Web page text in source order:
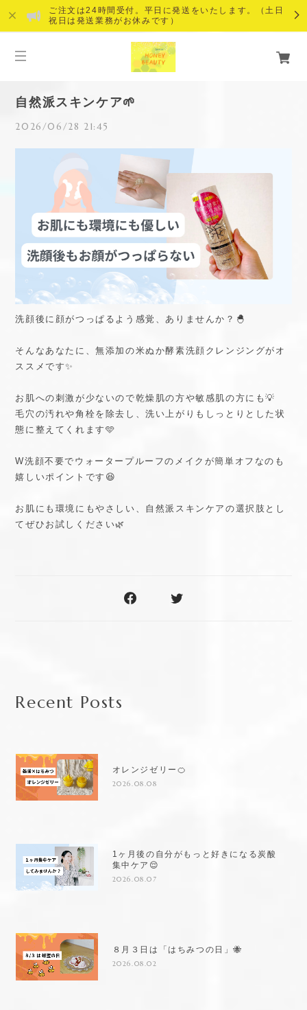
ご注文は24時間受付。平日に発送をいたします。（土日
祝日は発送業務がお休みです）
自然派スキンケア🌱
2026/06/28 21:45
洗顔後に顔がつっぱるよう感覚、ありませんか？🐣
そんなあなたに、無添加の米ぬか酵素洗顔クレンジングがオ
ススメです✨
お肌への刺激が少ないので乾燥肌の方や敏感肌の方にも💡
毛穴の汚れや角栓を除去し、洗い上がりもしっとりとした状
態に整えてくれます🩵
W洗顔不要でウォータープルーフのメイクが簡単オフなのも
嬉しいポイントです😆
お肌にも環境にもやさしい、自然派スキンケアの選択肢とし
てぜひお試しください🌿
Recent Posts
オレンジゼリー🍊
2026.08.08
1ヶ月後の自分がもっと好きになる炭酸
集中ケア😌
2026.08.07
８月３日は「はちみつの日」🐝
2026.08.02